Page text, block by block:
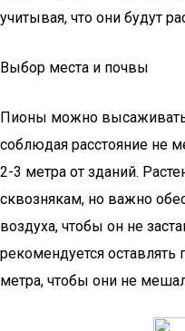
учитывая, что они будут
Выбор места и почвы
Пионы можно высаживать
соблюдая расстояние не
2-3 метра от зданий.
сквознякам, но важно
воздуха, чтобы он не
рекомендуется
метра, чтобы они не